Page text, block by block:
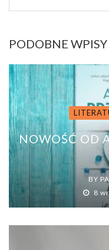
PODOBNE WPISY
NOWOŚĆ OD
BY
8